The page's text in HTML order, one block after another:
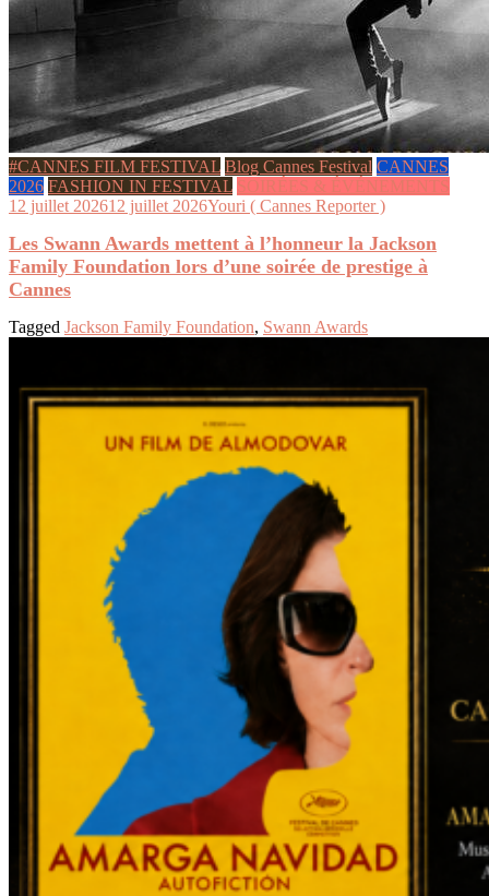
#CANNES FILM FESTIVAL Blog Cannes Festival CANNES
2026 FASHION IN FESTIVAL SOIRÉES & ÉVÉNEMENTS
12 juillet 202612 juillet 2026Youri ( Cannes Reporter )
Les Swann Awards mettent à l’honneur la Jackson
Family Foundation lors d’une soirée de prestige à
Cannes
Tagged Jackson Family Foundation, Swann Awards